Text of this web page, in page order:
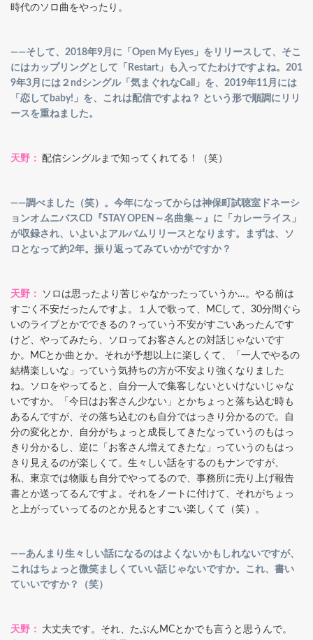
時代のソロ曲をやったり。
――そして、2018年9月に「Open My Eyes」をリリースして、そこ
にはカップリングとして「Restart」も入ってたわけですよね。201
9年3月には２ndシングル「気まぐれなCall」を、2019年11月には
「恋してbaby!」を、これは配信ですよね？ という形で順調にリリ
ースを重ねました。
天野： 配信シングルまで知ってくれてる！（笑）
――調べました（笑）。今年になってからは神保町試聴室ドネーシ
ョンオムニバスCD『STAY OPEN～名曲集～』に「カレーライス」
が収録され、いよいよアルバムリリースとなります。まずは、ソ
ロとなって約2年。振り返ってみていかがですか？
天野：
ソロは思ったより苦じゃなかったっていうか…。やる前は
すごく不安だったんですよ。１人で歌って、MCして、30分間ぐら
いのライブとかでできるの？っていう不安がすごいあったんです
けど、やってみたら、ソロってお客さんとの対話じゃないです
か。MCとか曲とか。それが予想以上に楽しくて、「一人でやるの
結構楽しいな」っていう気持ちの方が不安より強くなりました
ね。ソロをやってると、自分一人で集客しないといけないじゃな
いですか。「今日はお客さん少ない」とかちょっと落ち込む時も
あるんですが、その落ち込むのも自分ではっきり分かるので。自
分の変化とか、自分がちょっと成長してきたなっていうのもはっ
きり分かるし、逆に「お客さん増えてきたな」っていうのもはっ
きり見えるのが楽しくて。生々しい話をするのもナンですが、
私、東京では物販も自分でやってるので、事務所に売り上げ報告
書とか送ってるんですよ。それをノートに付けて、それがちょっ
と上がっていってるのとか見るとすごい楽しくて（笑）。
――あんまり生々しい話になるのはよくないかもしれないですが、
これはちょっと微笑ましくていい話じゃないですか。これ、書い
ていいですか？（笑）
天野： 大丈夫です。それ、たぶんMCとかでも言うと思うんで。